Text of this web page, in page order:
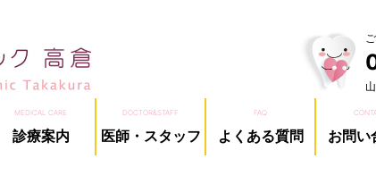
MEDICAL CARE
診療案内
DOCTOR&STAFF
医師・スタッフ
FAQ
よくある質問 お問い